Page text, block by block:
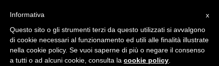
Lun - Ven: 8:00 - 12:30 - 15:30 - 19:00
+ 39 0962 51716
info@francescogrosso.it
top
bar
x
Informativa
Questo sito o gli strumenti terzi da questo utilizzati si avvalgono
di cookie necessari al funzionamento ed utili alle finalità illustrate
nella cookie policy. Se vuoi saperne di più o negare il consenso
a tutti o ad alcuni cookie, consulta la cookie policy